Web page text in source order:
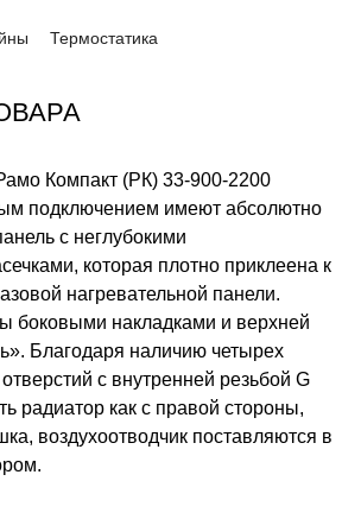
Термостатика
Компакт (РК) 33-900-2200
подключением имеют абсолютно
с неглубокими
которая плотно приклеена к
нагревательной панели.
боковыми накладками и верхней
Благодаря наличию четырех
с внутренней резьбой G
радиатор как с правой стороны,
воздухоотводчик поставляются в